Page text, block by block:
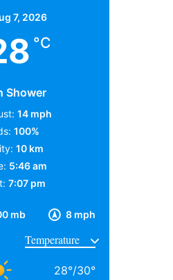
7, 2026
°C
Shower
mb 8 mph
14 mph
100%
10 km
5:46 am
7:07 pm
28°/30°